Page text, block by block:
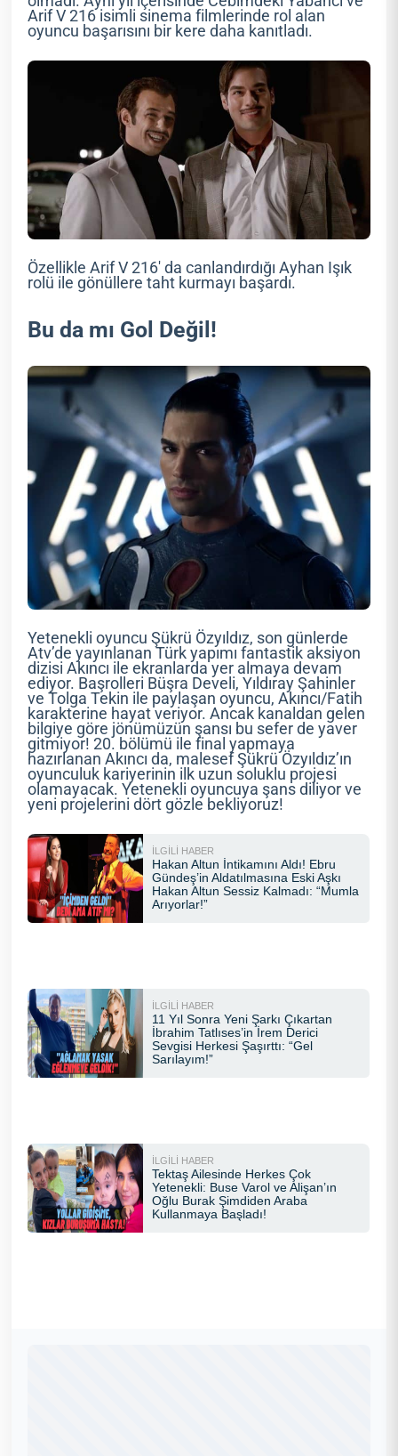
Arif V 216 isimli sinema filmlerinde rol alan
oyuncu başarısını bir kere daha kanıtladı.
Özellikle Arif V 216′ da canlandırdığı Ayhan Işık
rolü ile gönüllere taht kurmayı başardı.
Bu da mı Gol Değil!
Yetenekli oyuncu Şükrü Özyıldız, son günlerde
Atv’de yayınlanan Türk yapımı fantastik aksiyon
dizisi Akıncı ile ekranlarda yer almaya devam
ediyor. Başrolleri Büşra Develi, Yıldıray Şahinler
ve Tolga Tekin ile paylaşan oyuncu, Akıncı/Fatih
karakterine hayat veriyor. Ancak kanaldan gelen
bilgiye göre jönümüzün şansı bu sefer de yaver
gitmiyor! 20. bölümü ile final yapmaya
hazırlanan Akıncı da, malesef Şükrü Özyıldız’ın
oyunculuk kariyerinin ilk uzun soluklu projesi
olamayacak. Yetenekli oyuncuya şans diliyor ve
yeni projelerini dört gözle bekliyoruz!